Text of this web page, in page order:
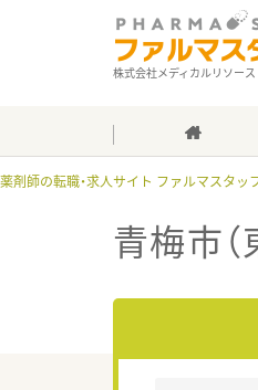
株式会社メディカルリソース
薬剤師の転職・求人サイト ファルマスタッ
青梅市